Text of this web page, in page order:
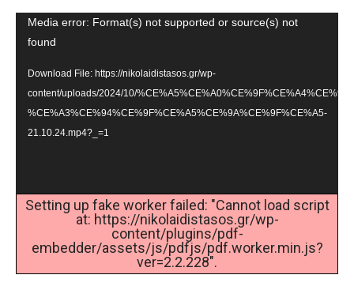
Video
Player
Media error: Format(s) not supported or source(s) not
found
Download File: https://nikolaidistasos.gr/wp-
content/uploads/2024/10/
%CE%A3%CE%94%CE%9F%CE%A5%CE%9A%CE%9F%CE%A5-
21.10.24.mp4?_=1
Setting up fake worker failed: "Cannot load script
at: https://nikolaidistasos.gr/wp-
content/plugins/pdf-
embedder/assets/js/pdfjs/pdf.worker.min.js?
ver=2.2.228".